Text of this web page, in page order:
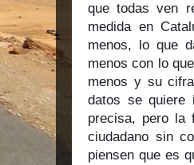
que todas ven
medida en
menos, lo que
menos con lo
menos y su
datos se quiere
precisa, pero la
ciudadano sin
piensen que es